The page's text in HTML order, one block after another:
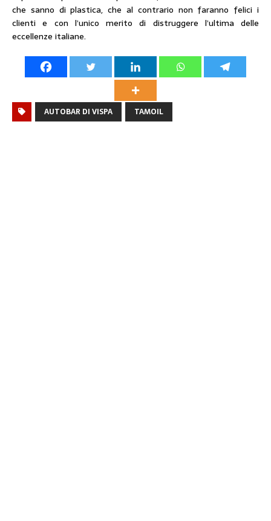
che sanno di plastica, che al contrario non faranno felici i
clienti e con l’unico merito di distruggere l’ultima delle
eccellenze italiane.
AUTOBAR DI VISPA TAMOIL